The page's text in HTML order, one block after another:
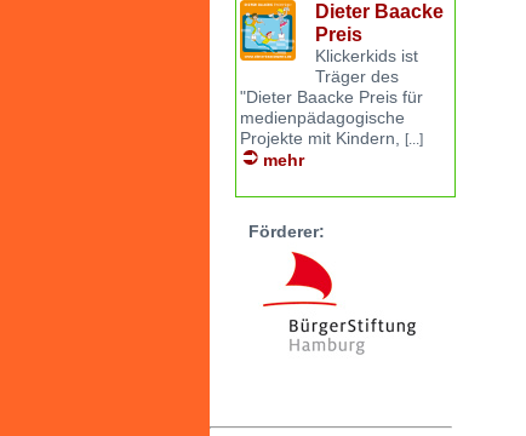
Dieter Baacke
Preis
Klickerkids ist
Träger des
"Dieter Baacke Preis für
medienpädagogische
Projekte mit Kindern, [...]
mehr
Förderer: